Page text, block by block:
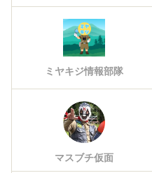
ミヤキジ情報部隊
マスブチ仮面